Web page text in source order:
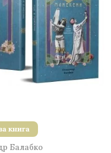
книга
Балабко